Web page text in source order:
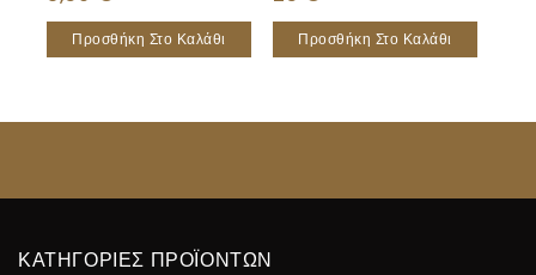
Προσθήκη Στο Καλάθι Προσθήκη Στο Καλάθι
ΚΑΤΗΓΟΡΙΕΣ ΠΡΟΪΟΝΤΩΝ